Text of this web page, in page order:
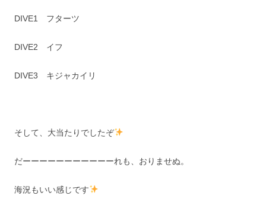
DIVE1 フターツ
DIVE2 イフ
DIVE3 キジャカイリ
そして、大当たりでしたぞ
だーーーーーーーーーーーれも、おりませぬ。
海況もいい感じです